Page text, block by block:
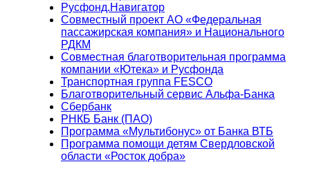
Русфонд.Навигатор
Совместный проект АО «Федеральная
пассажирская компания» и Национального
РДКМ
Совместная благотворительная программа
компании «Ютека» и Русфонда
Транспортная группа FESCO
Благотворительный сервис Альфа-Банка
Сбербанк
РНКБ Банк (ПАО)
Программа «Мультибонус» от Банка ВТБ
Программа помощи детям Свердловской
области «Росток добра»